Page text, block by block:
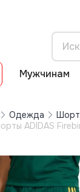
Мужчинам
Одежда
ADIDAS